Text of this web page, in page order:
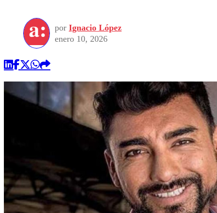
Torneo Internacional
Torneo Nacional
Internacional
Nacional
Programas
Comercial
por Ignacio López
enero 10, 2026